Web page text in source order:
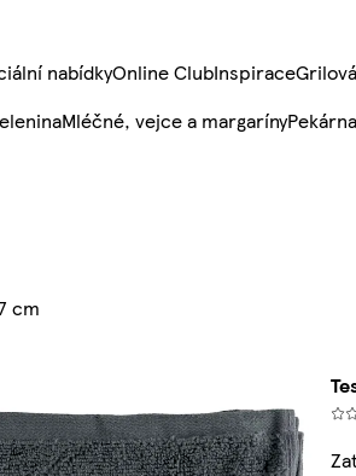
nabídkyOnline ClubInspirace
Mléčné, vejce a margarínyPekárna
cm